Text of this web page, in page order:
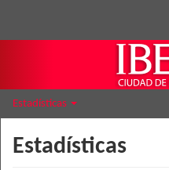
Estadísticas
Estadísticas